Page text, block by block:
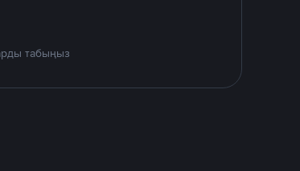
табыңыз